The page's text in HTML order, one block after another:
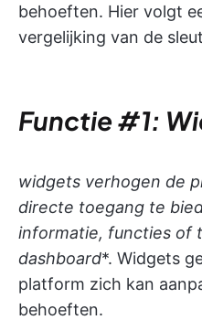
behoeften. Hier volgt
vergelijking van de
Functie #1:
widgets verhogen de
directe toegang te
informatie, functies of
dashboard*. Widgets
platform zich kan
behoeften.